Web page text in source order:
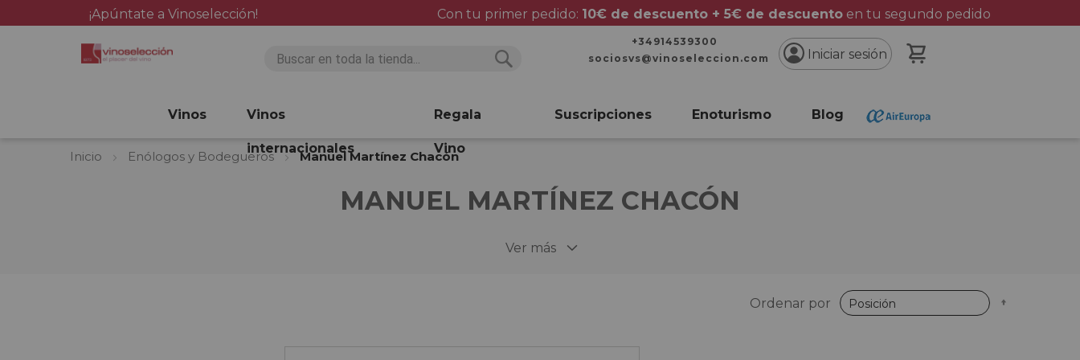
¡Apúntate a Vinoselección! Con tu primer pedido: 10€ de descuento + 5€ de descuentoen tu segundo pedido
+34914539300
sociosvs@vinoseleccion.com
Iniciar sesión
Vinos Vinos
internacionales
Regala
Vino
Suscripciones Enoturismo Blog
Inicio Enólogos y Bodegueros Manuel Martínez Chacón
MANUEL MARTÍNEZ CHACÓN
Ver más
Ordenar por